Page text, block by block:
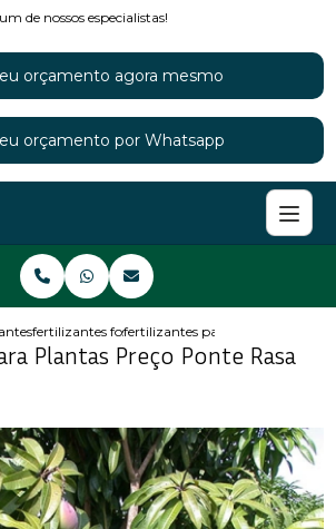
de nossos especialistas!
orçamento agora mesmo
orçamento por Whatsapp
fertilizantes fosfatadosfertilizantes para plantas preco
Plantas Preço Ponte Rasa